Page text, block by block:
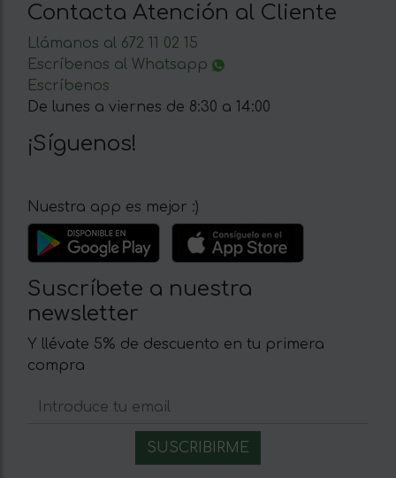
Contacta Atención al Cliente
Llámanos al 672 11 02 15
Escríbenos al Whatsapp
Escríbenos
De lunes a viernes de 8:30 a 14:00
¡Síguenos!
Nuestra app es mejor :)
Suscríbete a nuestra
newsletter
Y llévate 5% de descuento en tu primera
compra